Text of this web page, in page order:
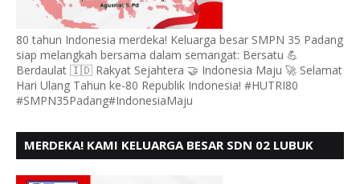
80 tahun Indonesia merdeka! Keluarga besar SMPN 35 Padang
siap melangkah bersama dalam semangat: Bersatu 💪
Berdaulat 🇮🇩 Rakyat Sejahtera 🤝 Indonesia Maju 🚀 Selamat
Hari Ulang Tahun ke-80 Republik Indonesia! #HUTRI80
#SMPN35Padang#IndonesiaMaju
MERDEKA! KAMI KELUARGA BESAR SDN 02 LUBUK